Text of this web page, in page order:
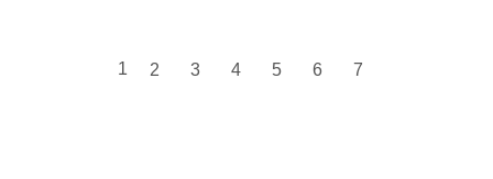
1 2 3 4 5 6 7